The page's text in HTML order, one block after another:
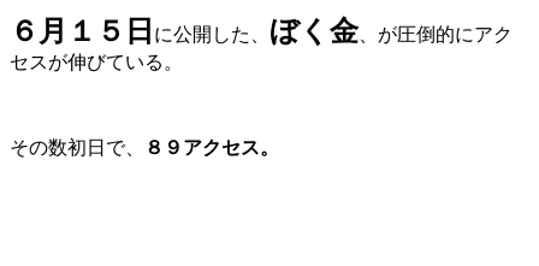
６月１５日 に公開した、 ぼく金、が圧倒的にアク
セスが伸びている。
その数初日で、 ８９アクセス。